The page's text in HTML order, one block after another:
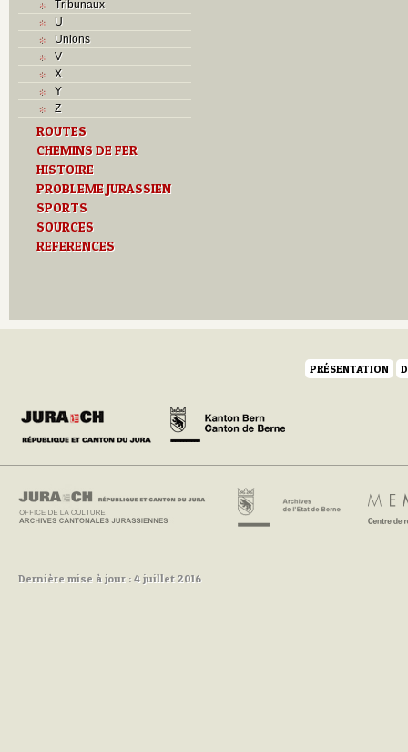
Tribunaux
U
Unions
V
X
Y
Z
ROUTES
CHEMINS DE FER
HISTOIRE
PROBLEME JURASSIEN
SPORTS
SOURCES
REFERENCES
PRÉSENTATION
Dernière mise à jour : 4 juillet 2016